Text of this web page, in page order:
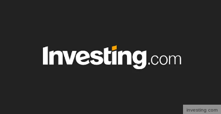
investing com